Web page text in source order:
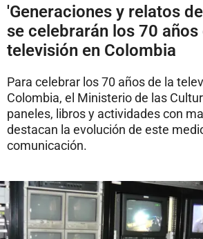
'Generaciones y relatos
se celebrarán los 70 años
televisión en Colombia
Para celebrar los 70 años de la
Colombia, el Ministerio de las
paneles, libros y actividades con
destacan la evolución de este
comunicación.